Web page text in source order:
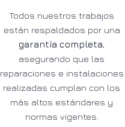
Todos nuestros trabajos
están respaldados por una
garantía completa,
asegurando que las
reparaciones e instalaciones
realizadas cumplan con los
más altos estándares y
normas vigentes.